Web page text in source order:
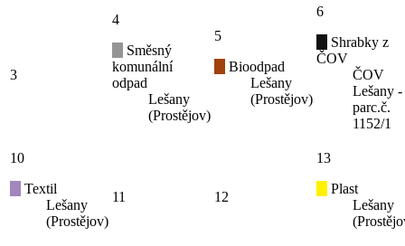
3
4
Směsný
komunální
odpad
Lešany
(Prostějov)
5
Bioodpad
Lešany
(Prostějov)
6
Shrabky z
ČOV
ČOV
Lešany -
parc.č.
1152/1
10
Textil
Lešany
(Prostějov)
11 12
13
Plast
Lešany